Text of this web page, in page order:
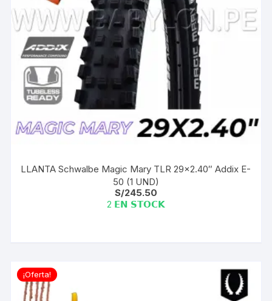
LLANTA Schwalbe Magic Mary TLR 29×2.40″ Addix E-
50 (1 UND)
S/245.50
2 𝗘𝗡 𝗦𝗧𝗢𝗖𝗞
¡Oferta!